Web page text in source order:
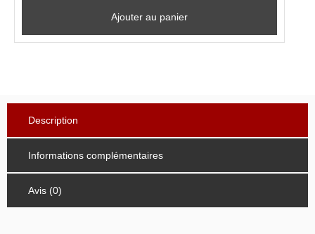
Ajouter au panier
Description
Informations complémentaires
Avis (0)